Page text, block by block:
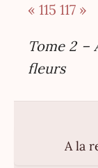
« 115 117 »
Tome 2 –
fleurs
A la